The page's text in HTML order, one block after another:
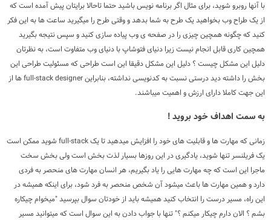
با آنها روبرو شوید، برای مثال اگر برنامه نویس باشید حتما تاحالا برایتان پیش آمده است که
از یک طراح وب بخواهید یک طرح به شما بدهد و وقتی طرح را میگیرید ساعت ها به این فکر
کنید که چگونه همچین چیزی را در صفحه ی وب پیاده سازی کنید و سپس نتیجه بگیرید
همچین کاری قابل انجام نیست زیرا دنیای فتوشاپ با دنیای وب متفاوت است، به نظرتان
دلیل این مشکل چیست ؟ دلیل این مشکل دقیقا این است طراحی که مسئولیت طراحی این
بخش را داشته دید درستی نسبت به کدنویسی نداشته، بنابراین full-stack designer ها از
این جهت کاملا دارای ارزش و اهمیت میباشند.
به سمت اهداف خود بروید !
زمانی که مهارت ها و قابلیت های خود را افزایش میدهید تا یک full-stack شوید ممکن است
یک فریلنسر تنها شوید، یادگیری در این روزها بسیار لذت بخش است ولی بخش سخت
ماجرا این است که چه مهارت هایی را یاد بگیریم، هر انسان مهارت های منحصر به فردی
دارد و همین مهارت ها باعث میشود آن شخص منحصر به فرد شود، برای اینکه همیشه در
این راه، مسیر درست را انتخاب کنید همیشه باید از خودتان سوال بپرسید "میخوام چیکاره
بشم ؟ الان دارم چیکار میکنم ؟" تنها با جواب دادن به این سوال است که میتوانید مسیر